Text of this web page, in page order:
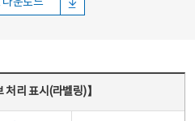
처리 표시(라벨링)】